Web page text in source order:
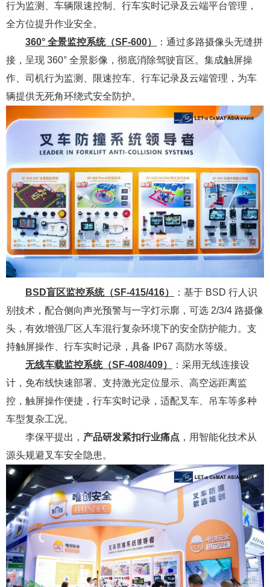
行为监测、车辆限速控制、行车实时记录及云端平台管理，
全方位提升作业安全。
360° 全景监控系统（SF-600）
：通过多路摄像头无缝拼
接，呈现 360° 全景影像，彻底消除驾驶盲区。集成触屏操
作、司机行为监测、限速控车、行车记录及云端管理，为车
辆提供无死角环绕式安全防护。
BSD盲区监控系统（SF-415/416）
：基于 BSD 行人识
别技术，配合侧向声光预警与一字灯示廓，可选 2/3/4 路摄像
头，有效增强厂区人车混行复杂环境下的安全防护能力。支
持触屏操作、行车实时记录，具备 IP67 高防水等级。
无线车载监控系统（SF-408/409）
：采用无线连接设
计，免布线快速部署。支持激光定位显示、高空远距离监
控，触屏操作便捷，行车实时记录，适配叉车、吊车等多种
车型复杂工况。
李保平提出， 产品研发紧扣行业痛点 ，用智能化技术从
源头规避叉车安全隐患。